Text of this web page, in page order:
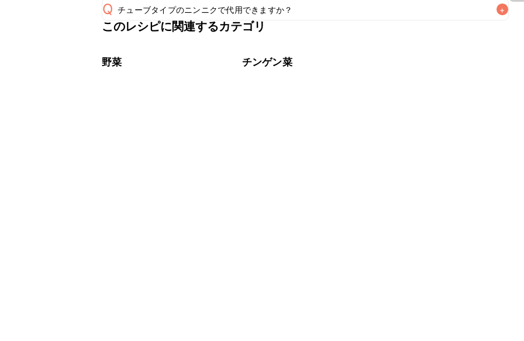
A
保存期間は冷蔵で翌日中が目安です。なるべくお早めにお召し上がりください。
Q チューブタイプのニンニクで代用できますか？ +
チューブタイプのニンニクを使用してもお作りいただけます。小さじ1を目安に加え、お好みの風味
このレシピに関連するカテゴリ
野菜 チンゲン菜